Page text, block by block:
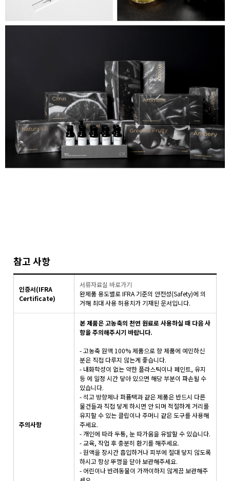
참고 사항
인증서(IFRA
Certificate)
서류자료실 바로가기
완제품 용도별로 IFRA 기준의 안전성(Safety)에 의
거해 최대 사용 허용치가 기재된 문서입니다.
주의사항
본 제품은 고농축의 천연 원료로 사용하실 때 다음 사
항을 주의해주시기 바랍니다.
- 고농축 원액 100% 제품으로 향 제품에 예민하신
분은 직접 다루지 않는게 좋습니다.
- 내화학성이 없는 약한 플라스틱이나 페인트, 유지
등 에 일정 시간 닿아 있으면 해당 부분이 파손될 수
있습니다.
- 석고 방향제나 퍼퓸택과 같은 제품은 반드시 다른
물건들과 직접 닿게 하시면 안 되며 적절하게 거리를
유지할 수 있는 클립이나 주머니 같은 도구를 사용해
주세요.
- 개인에 따라 두통, 눈 따가움을 유발할 수 있습니다.
- 교육, 작업 후 충분히 환기를 해주세요.
- 원액을 장시간 흡입하거나 피부에 절대 닿지 않도록
하시고 항상 뚜껑을 닫아 보관해주세요.
- 어린이나 반려동물이 가까이하지 않게끔 보관해주